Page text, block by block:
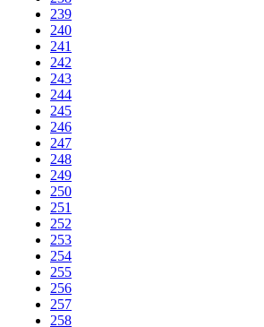
239
240
241
242
243
244
245
246
247
248
249
250
251
252
253
254
255
256
257
258